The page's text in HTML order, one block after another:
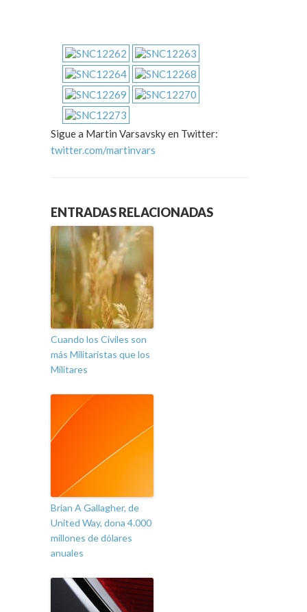
Sigue a Martin Varsavsky en Twitter:
twitter.com/martinvars
ENTRADAS RELACIONADAS
Cuando los Civiles son
más Militaristas que los
Militares
Brian A Gallagher, de
United Way, dona 4.000
millones de dólares
anuales